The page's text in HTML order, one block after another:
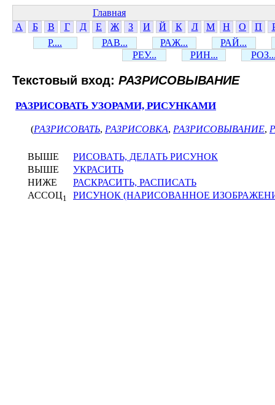
Главная
А
Б В Г Д Е Ж З И Й К Л М Н О П
Р....
РАВ... РАЖ...
РАЙ...
РЕУ...
РИН...
Текстовый вход: РАЗРИСОВЫВАНИЕ
РАЗРИСОВАТЬ УЗОРАМИ, РИСУНКАМИ
(РАЗРИСОВАТЬ, РАЗРИСОВКА, РАЗРИСОВЫВАНИЕ,
ВЫШЕ
РИСОВАТЬ, ДЕЛАТЬ РИСУНОК
ВЫШЕ
УКРАСИТЬ
НИЖЕ
РАСКРАСИТЬ, РАСПИСАТЬ
АССОЦ1 РИСУНОК (НАРИСОВАННОЕ